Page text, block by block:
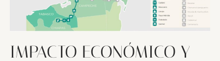
IMPACTO ECONÓMICO Y